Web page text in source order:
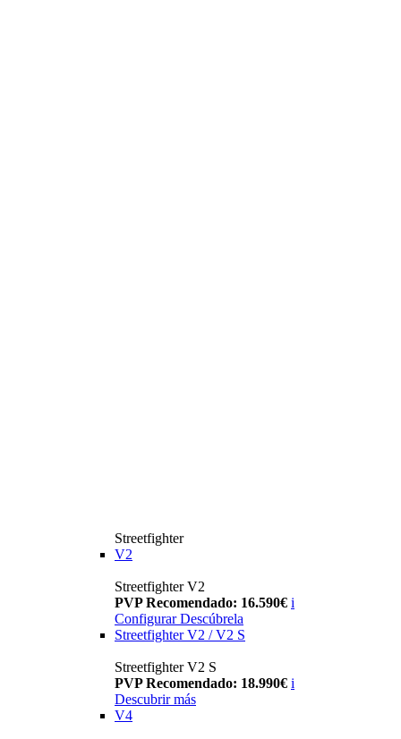
Streetfighter
V2
Streetfighter V2
PVP Recomendado: 16.590€ i
Configurar Descúbrela
Streetfighter V2 / V2 S
Streetfighter V2 S
PVP Recomendado: 18.990€ i
Descubrir más
V4